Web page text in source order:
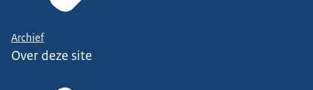
Archief
Over deze site